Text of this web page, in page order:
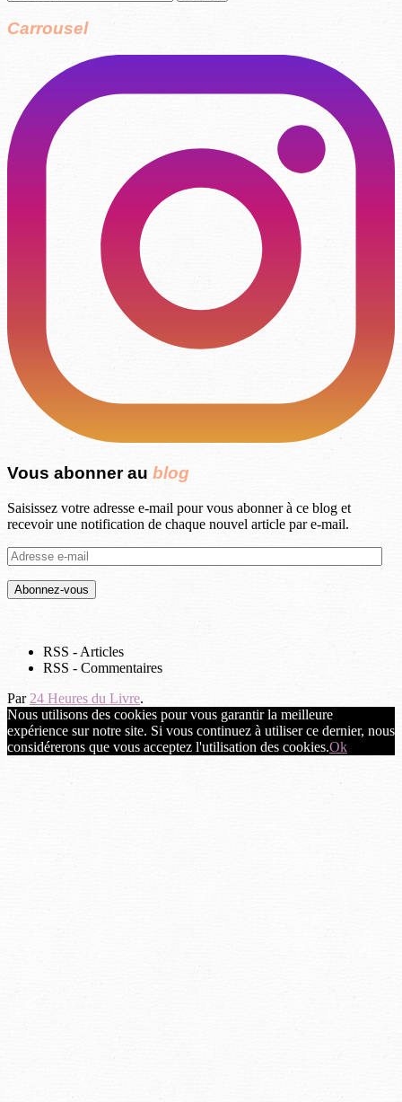
for:
Carrousel
Vous abonner au blog
Saisissez votre adresse e-mail pour vous abonner à ce blog et
recevoir une notification de chaque nouvel article par e-mail.
Adresse
e-
mail
RSS - Articles
RSS - Commentaires
Par 24 Heures du Livre.
Nous utilisons des cookies pour vous garantir la meilleure
expérience sur notre site. Si vous continuez à utiliser ce dernier, nous
considérerons que vous acceptez l'utilisation des cookies.Ok